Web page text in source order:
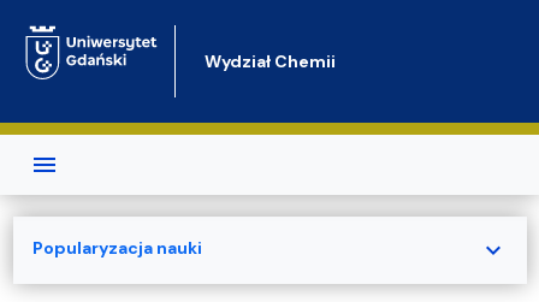
Wydział Chemii
Popularyzacja nauki expand_more